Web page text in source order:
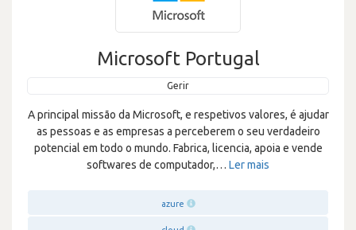
Microsoft Portugal
Gerir
A principal missão da Microsoft, e respetivos valores, é ajudar
as pessoas e as empresas a perceberem o seu verdadeiro
potencial em todo o mundo. Fabrica, licencia, apoia e vende
softwares de computador,… Ler mais
azure